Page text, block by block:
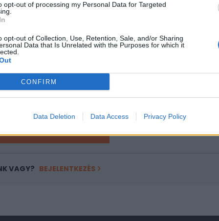
opt-out of processing my Personal Data for Targeted
opt-out of Collection, Use, Retention, Sale, and/or Sharing
Data that Is Unrelated with the Purposes for which it
CONFIRM
Data Deletion Data Access Privacy Policy
portfolio.hu hírarchívumához tartozik, melynek olvasása
tartalmazza:
cikkarchívum
elmúlt 2 év napon belüli
Előfizetés
VAGY? BEJELENTKEZÉS